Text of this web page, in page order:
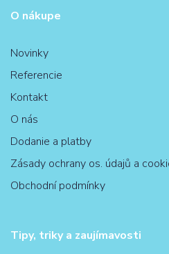
O nákupe
Novinky
Referencie
Kontakt
O nás
Dodanie a platby
Zásady ochrany os. údajů a
Obchodní podmínky
Tipy, triky a zaujímavosti